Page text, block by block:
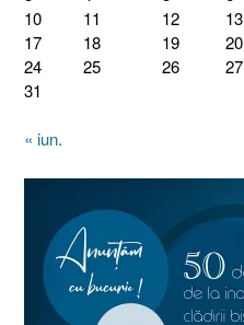
10
11 12 13
17
18 19 20
24
25 26 27
31
« iun.